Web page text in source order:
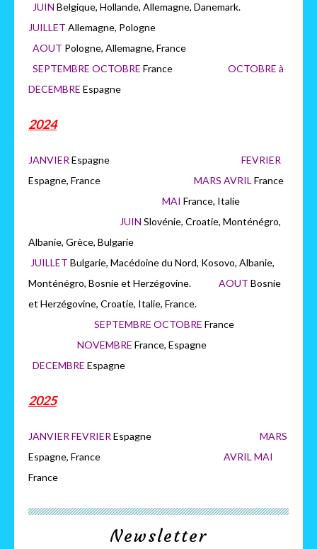
Newsletter
JUIN Belgique, Hollande, Allemagne, Danemark.
JUILLET Allemagne, Pologne
AOUT Pologne, Allemagne, France
SEPTEMBRE OCTOBRE France OCTOBRE à
DECEMBRE Espagne
2024
JANVIER Espagne FEVRIER
Espagne, France MARS AVRIL France
MAI France, Italie
JUIN Slovénie, Croatie, Monténégro,
Albanie, Grèce, Bulgarie
JUILLET Bulgarie, Macédoine du Nord, Kosovo, Albanie,
Monténégro, Bosnie et Herzégovine. AOUT Bosnie
et Herzégovine, Croatie, Italie, France.
SEPTEMBRE OCTOBRE France
NOVEMBRE France, Espagne
DECEMBRE Espagne
2025
JANVIER FEVRIER Espagne MARS
Espagne, France AVRIL MAI
France